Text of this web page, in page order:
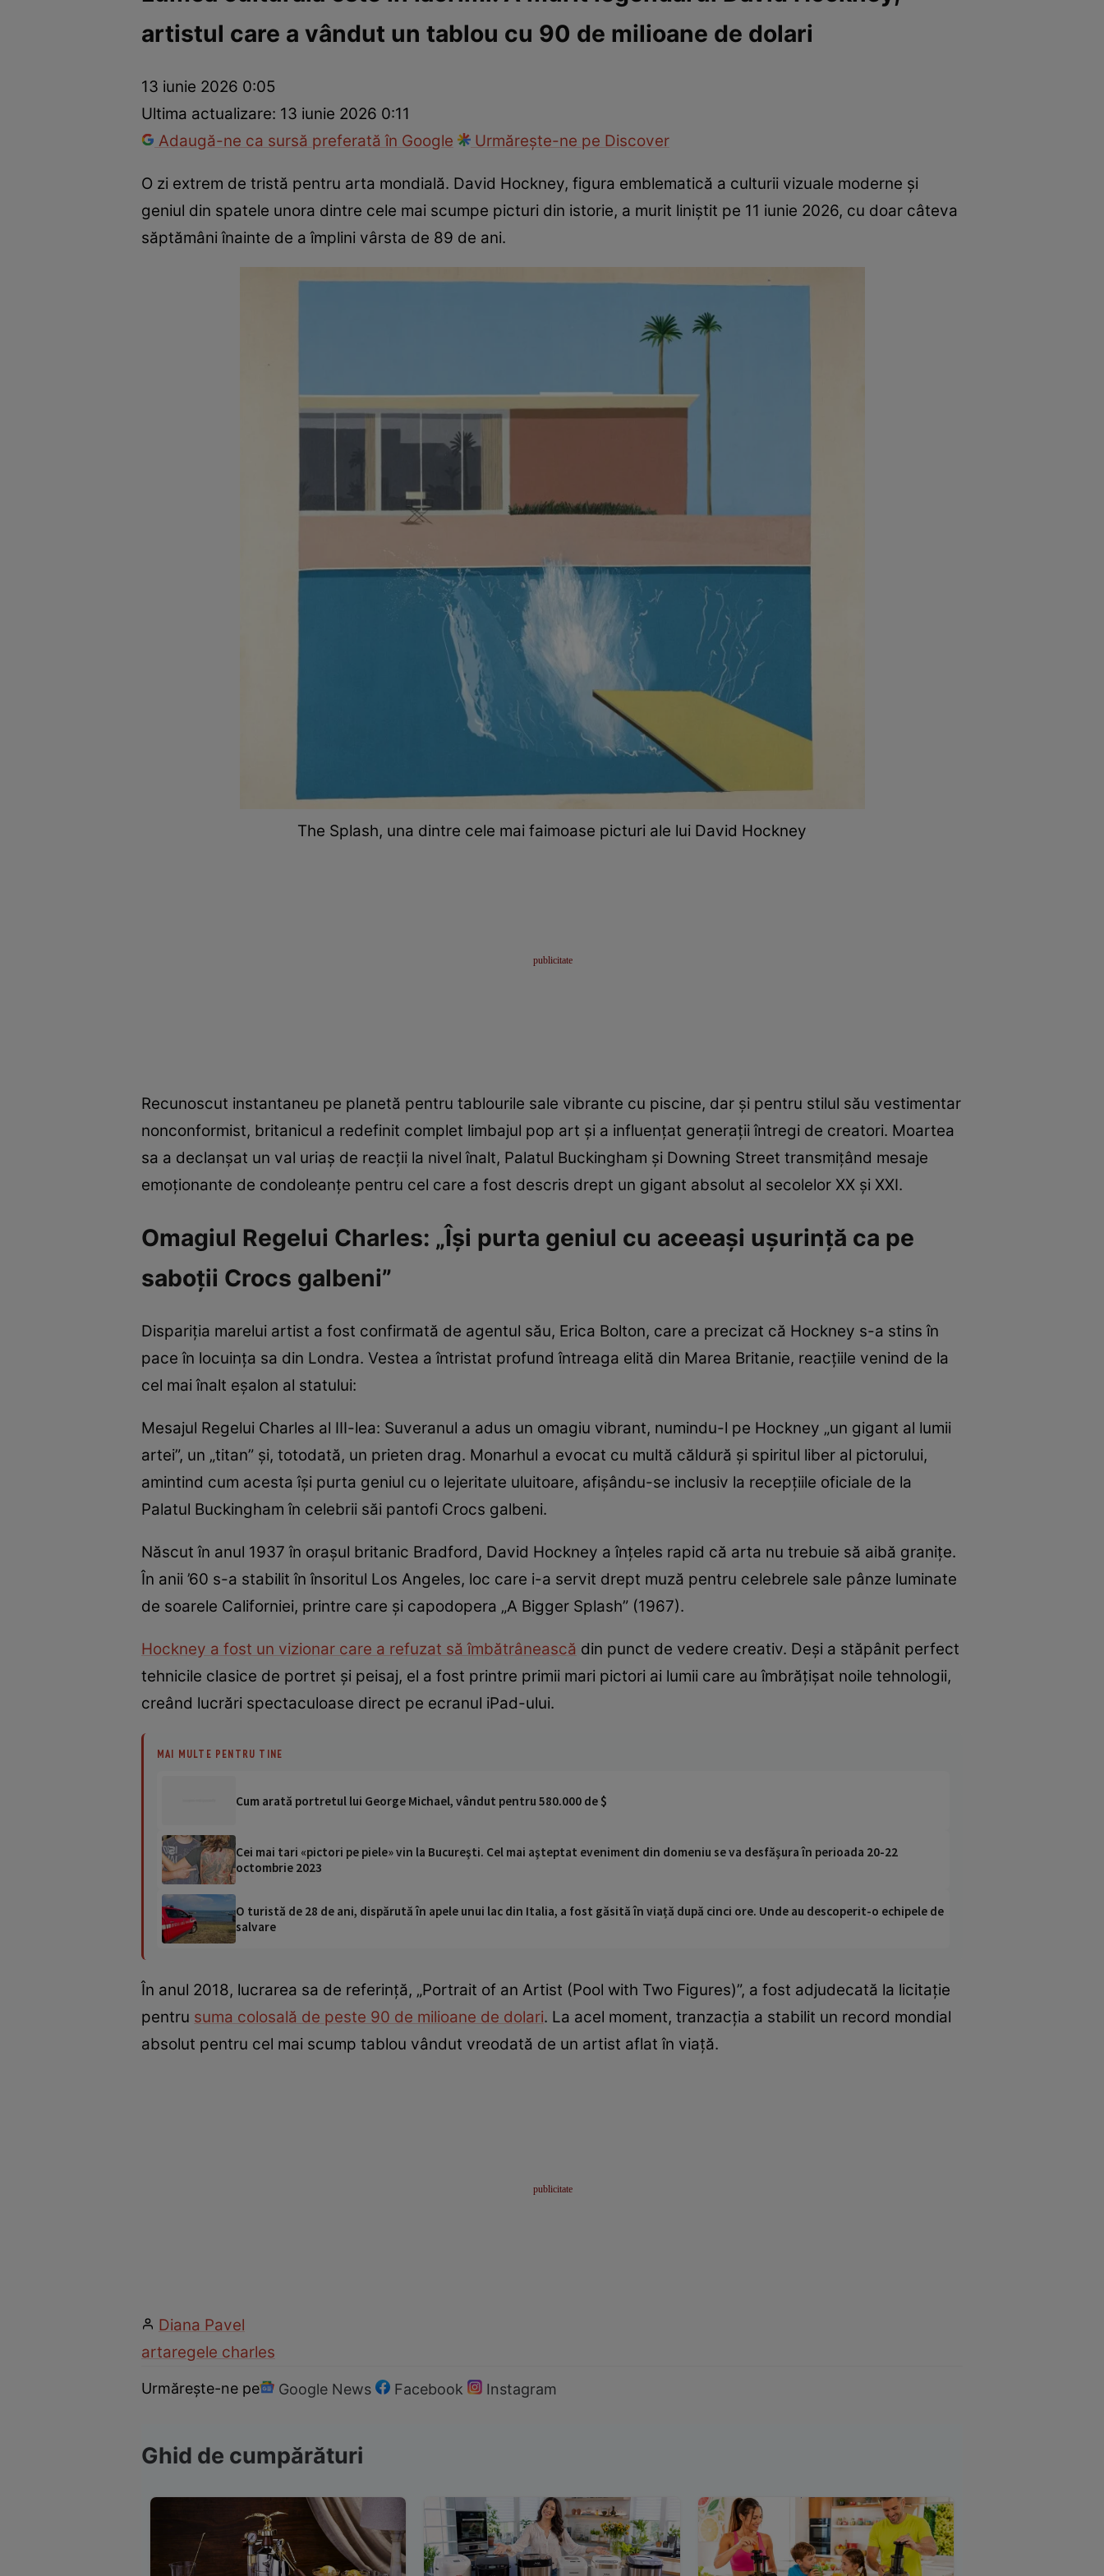
Internațional Fapt divers TehnologieNaționalSport
artistul care a vândut un tablou cu 90 de milioane de dolari
13 iunie 2026 0:05
Ultima actualizare: 13 iunie 2026 0:11
Adaugă-ne ca sursă preferată în Google
Urmărește-ne pe Discover
O zi extrem de tristă pentru arta mondială. David Hockney, figura emblematică a culturii vizuale moderne și
geniul din spatele unora dintre cele mai scumpe picturi din istorie, a murit liniștit pe 11 iunie 2026, cu doar câteva
săptămâni înainte de a împlini vârsta de 89 de ani.
The Splash, una dintre cele mai faimoase picturi ale lui David Hockney
Recunoscut instantaneu pe planetă pentru tablourile sale vibrante cu piscine, dar și pentru stilul său vestimentar
nonconformist, britanicul a redefinit complet limbajul pop art și a influențat generații întregi de creatori. Moartea
sa a declanșat un val uriaș de reacții la nivel înalt, Palatul Buckingham și Downing Street transmițând mesaje
emoționante de condoleanțe pentru cel care a fost descris drept un gigant absolut al secolelor XX și XXI.
Omagiul Regelui Charles: „Își purta geniul cu aceeași ușurință ca pe
saboții Crocs galbeni”
Dispariția marelui artist a fost confirmată de agentul său, Erica Bolton, care a precizat că Hockney s-a stins în
pace în locuința sa din Londra. Vestea a întristat profund întreaga elită din Marea Britanie, reacțiile venind de la
cel mai înalt eșalon al statului:
Mesajul Regelui Charles al III-lea: Suveranul a adus un omagiu vibrant, numindu-l pe Hockney „un gigant al lumii
artei”, un „titan” și, totodată, un prieten drag. Monarhul a evocat cu multă căldură și spiritul liber al pictorului,
amintind cum acesta își purta geniul cu o lejeritate uluitoare, afișându-se inclusiv la recepțiile oficiale de la
Palatul Buckingham în celebrii săi pantofi Crocs galbeni.
Născut în anul 1937 în orașul britanic Bradford, David Hockney a înțeles rapid că arta nu trebuie să aibă granițe.
În anii ’60 s-a stabilit în însoritul Los Angeles, loc care i-a servit drept muză pentru celebrele sale pânze luminate
de soarele Californiei, printre care și capodopera „A Bigger Splash” (1967).
Hockney a fost un vizionar care a refuzat să îmbătrânească din punct de vedere creativ. Deși a stăpânit perfect
tehnicile clasice de portret și peisaj, el a fost printre primii mari pictori ai lumii care au îmbrățișat noile tehnologii,
creând lucrări spectaculoase direct pe ecranul iPad-ului.
MAI MULTE PENTRU TINE
Cum arată portretul lui George Michael, vândut pentru 580.000 de $
Cei mai tari «pictori pe piele» vin la Bucureşti. Cel mai aşteptat eveniment din domeniu se va desfăşura în perioada 20-22
octombrie 2023
O turistă de 28 de ani, dispărută în apele unui lac din Italia, a fost găsită în viață după cinci ore. Unde au descoperit-o echipele de
salvare
În anul 2018, lucrarea sa de referință, „Portrait of an Artist (Pool with Two Figures)”, a fost adjudecată la licitație
pentru suma colosală de peste 90 de milioane de dolari. La acel moment, tranzacția a stabilit un record mondial
absolut pentru cel mai scump tablou vândut vreodată de un artist aflat în viață.
Diana Pavel
artaregele charles
Urmărește-ne pe Google News Facebook Instagram
Ghid de cumpărături